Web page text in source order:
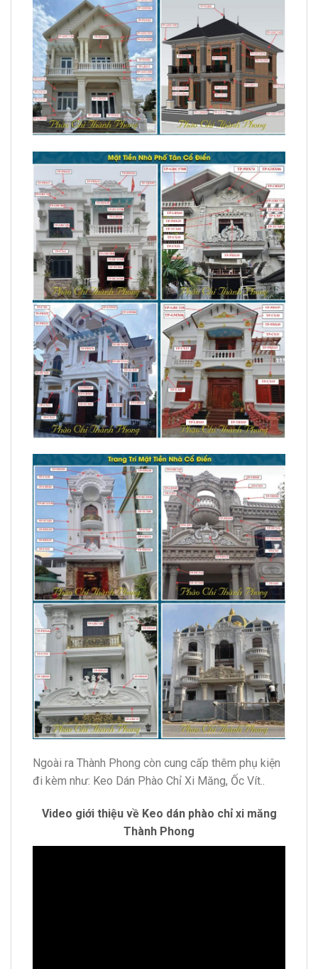
Ngoài ra Thành Phong còn cung cấp thêm phụ kiện
đi kèm như: Keo Dán Phào Chỉ Xi Măng, Ốc Vít..
Video giới thiệu về Keo dán phào chỉ xi măng
Thành Phong